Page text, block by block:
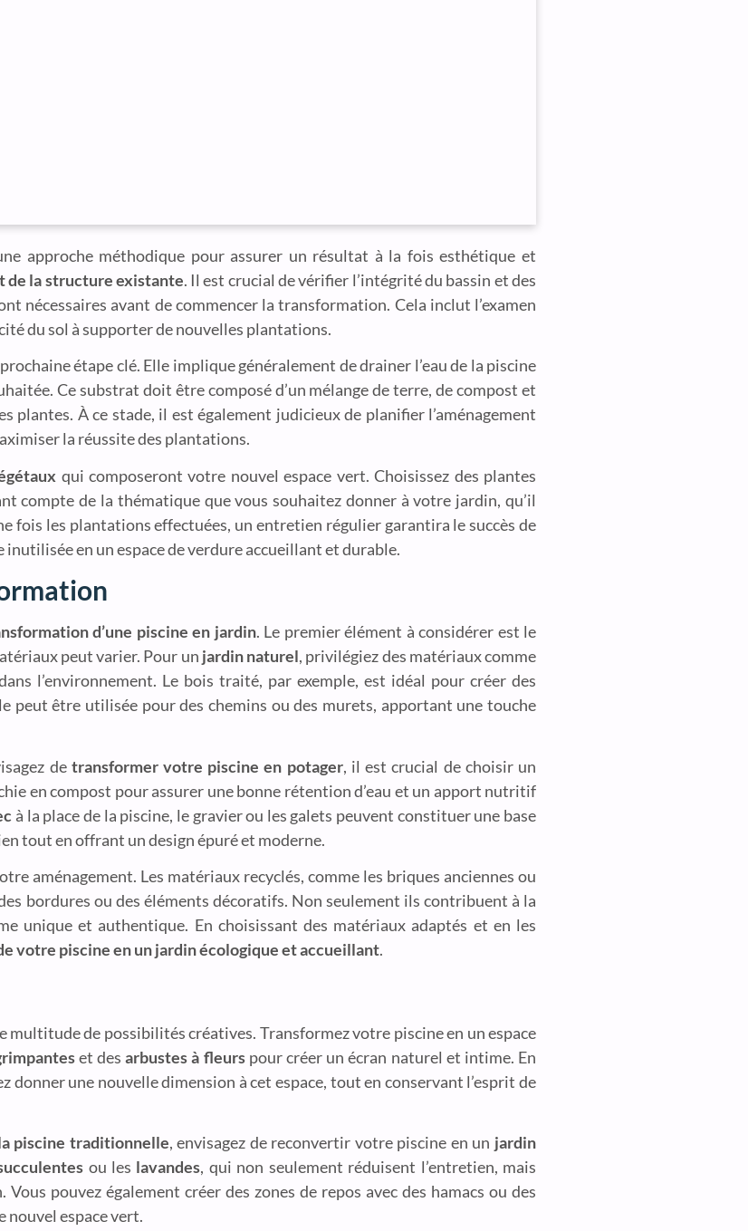
approche méthodique pour assurer un résultat à la fois esthétique et
de la structure existante. Il est crucial de vérifier l’intégrité du bassin et des
nécessaires avant de commencer la transformation. Cela inclut l’examen
du sol à supporter de nouvelles plantations.
étape clé. Elle implique généralement de drainer l’eau de la piscine
Ce substrat doit être composé d’un mélange de terre, de compost et
plantes. À ce stade, il est également judicieux de planifier l’aménagement
la réussite des plantations.
qui composeront votre nouvel espace vert. Choisissez des plantes
compte de la thématique que vous souhaitez donner à votre jardin, qu’il
fois les plantations effectuées, un entretien régulier garantira le succès de
en un espace de verdure accueillant et durable.
d’une piscine en jardin. Le premier élément à considérer est le
peut varier. Pour un jardin naturel, privilégiez des matériaux comme
l’environnement. Le bois traité, par exemple, est idéal pour créer des
peut être utilisée pour des chemins ou des murets, apportant une touche
de transformer votre piscine en potager, il est crucial de choisir un
en compost pour assurer une bonne rétention d’eau et un apport nutritif
à la place de la piscine, le gravier ou les galets peuvent constituer une base
tout en offrant un design épuré et moderne.
aménagement. Les matériaux recyclés, comme les briques anciennes ou
bordures ou des éléments décoratifs. Non seulement ils contribuent à la
unique et authentique. En choisissant des matériaux adaptés et en les
votre piscine en un jardin écologique et accueillant.
de possibilités créatives. Transformez votre piscine en un espace
et desarbustes à fleurspour créer un écran naturel et intime. En
donner une nouvelle dimension à cet espace, tout en conservant l’esprit de
piscine traditionnelle, envisagez de reconvertir votre piscine en un jardin
ou les lavandes, qui non seulement réduisent l’entretien, mais
pouvez également créer des zones de repos avec des hamacs ou des
nouvel espace vert.